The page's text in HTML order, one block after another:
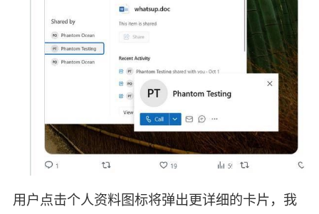
用户点击个人资料图标将弹出更详细的卡片，我